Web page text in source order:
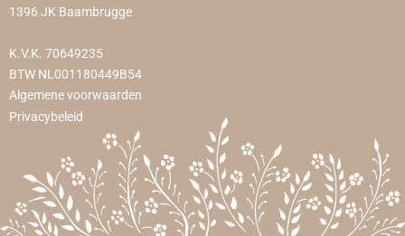
1396 JK Baambrugge
K.V.K. 70649235
BTW NL001180449B54
Algemene voorwaarden
Privacybeleid